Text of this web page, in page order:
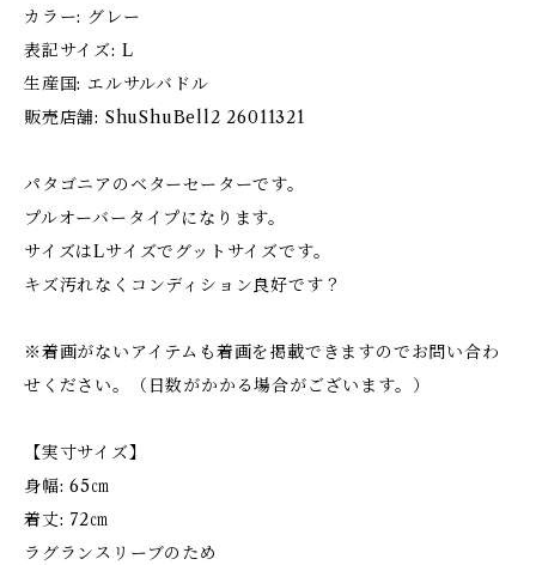
カラー: グレー
表記サイズ: L
生産国: エルサルバドル
販売店舗: ShuShuBell2 26011321
パタゴニアのベターセーターです。
プルオーバータイプになります。
サイズはLサイズでグットサイズです。
キズ汚れなくコンディション良好です？
※着画がないアイテムも着画を掲載できますのでお問い合わ
せください。（日数がかかる場合がございます。）
【実寸サイズ】
身幅: 65㎝
着丈: 72㎝
ラグランスリーブのため